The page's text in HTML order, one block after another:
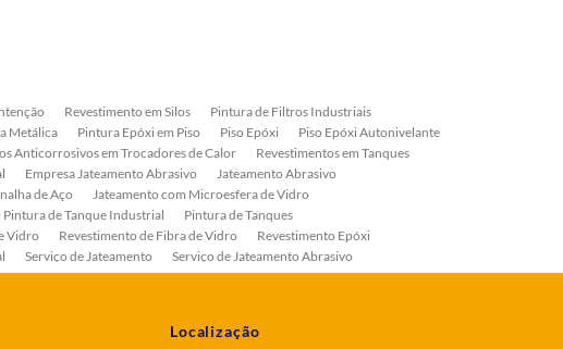
Revestimento em Silos
Pintura de Filtros Industriais
Metálica Pintura Epóxi em Piso Piso Epóxi
Piso Epóxi Autonivelante
Anticorrosivos em Trocadores de Calor
Revestimentos em Tanques
Empresa Jateamento Abrasivo
Jateamento Abrasivo
de Aço
Jateamento com Microesfera de Vidro
Pintura de Tanque Industrial
Pintura de Tanques
Vidro Revestimento de Fibra de Vidro
Revestimento Epóxi
Serviço de Jateamento
Serviço de Jateamento Abrasivo
Industrial
Serviço de Pintura de Válvulas
Localização